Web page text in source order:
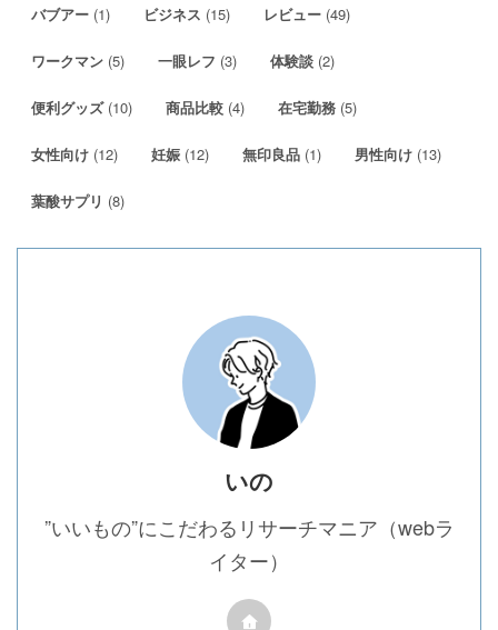
バブアー (1) ビジネス (15) レビュー (49)
ワークマン (5) 一眼レフ (3) 体験談 (2)
便利グッズ(10) 商品比較 (4) 在宅勤務 (5)
女性向け (12) 妊娠 (12) 無印良品 (1) 男性向け (13)
葉酸サプリ (8)
いの
”いいもの”にこだわるリサーチマニア（webラ
イター）